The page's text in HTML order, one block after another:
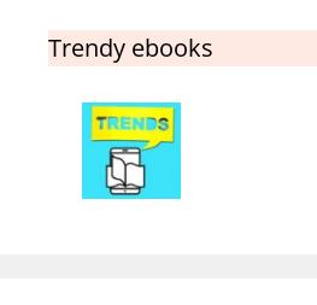
Trendy ebooks